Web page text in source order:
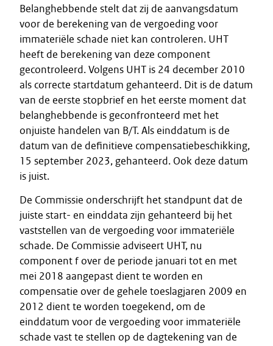
Belanghebbende stelt dat zij de aanvangsdatum
voor de berekening van de vergoeding voor
immateriële schade niet kan controleren. UHT
heeft de berekening van deze component
gecontroleerd. Volgens UHT is 24 december 2010
als correcte startdatum gehanteerd. Dit is de datum
van de eerste stopbrief en het eerste moment dat
belanghebbende is geconfronteerd met het
onjuiste handelen van B/T. Als einddatum is de
datum van de definitieve compensatiebeschikking,
15 september 2023, gehanteerd. Ook deze datum
is juist.
De Commissie onderschrijft het standpunt dat de
juiste start- en einddata zijn gehanteerd bij het
vaststellen van de vergoeding voor immateriële
schade. De Commissie adviseert UHT, nu
component f over de periode januari tot en met
mei 2018 aangepast dient te worden en
compensatie over de gehele toeslagjaren 2009 en
2012 dient te worden toegekend, om de
einddatum voor de vergoeding voor immateriële
schade vast te stellen op de dagtekening van de